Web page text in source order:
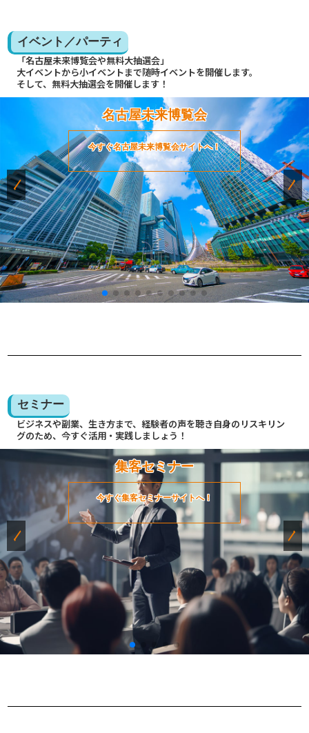
イベント／パーティ
「名古屋未来博覧会や無料大抽選会」
大イベントから小イベントまで随時イベントを開催します。
そして、無料大抽選会を開催します！
名古屋未来博覧会
今すぐ名古屋未来博覧会サイトへ！
セミナー
ビジネスや副業、生き方まで、経験者の声を聴き自身のリスキリン
グのため、今すぐ活用・実践しましょう！
集客セミナー
今すぐ集客セミナーサイトへ！